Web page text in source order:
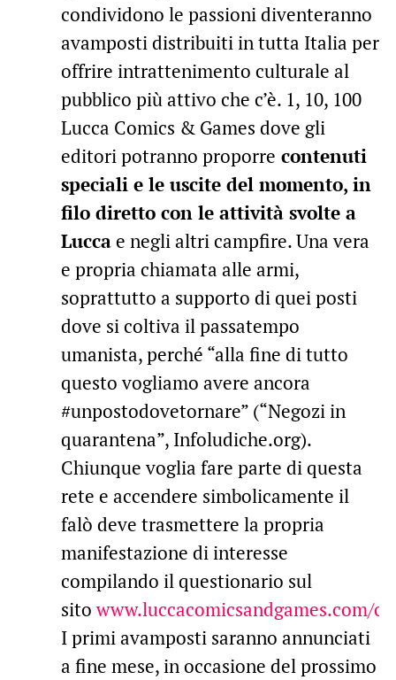
condividono le passioni diventeranno
avamposti distribuiti in tutta Italia per
offrire intrattenimento culturale al
pubblico più attivo che c’è. 1, 10, 100
Lucca Comics & Games dove gli
editori potranno proporre contenuti
speciali e le uscite del momento, in
filo diretto con le attività svolte a
Luccae negli altri campfire. Una vera
e propria chiamata alle armi,
soprattutto a supporto di quei posti
dove si coltiva il passatempo
umanista, perché “alla fine di tutto
questo vogliamo avere ancora
#unpostodovetornare” (“Negozi in
quarantena”, Infoludiche.org).
Chiunque voglia fare parte di questa
rete e accendere simbolicamente il
falò deve trasmettere la propria
manifestazione di interesse
compilando il questionario sul
sitowww.luccacomicsandgames.com/
I primi avamposti saranno annunciati
a fine mese, in occasione del prossimo